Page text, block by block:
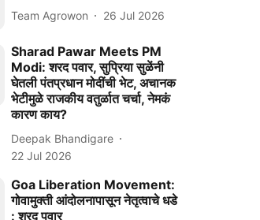
Team Agrowon 26 Jul 2026
Sharad Pawar Meets PM
Modi: शरद पवार, सुप्रिया सुळेंनी
घेतली पंतप्रधान मोदींची भेट, अचानक
भेटीमुळे राजकीय वतुर्ळात चर्चा, नेमकं
कारण काय?
Deepak Bhandigare
22 Jul 2026
Goa Liberation Movement:
गोवामुक्ती आंदोलनापासून नेतृत्वाचे धडे
: शरद पवार